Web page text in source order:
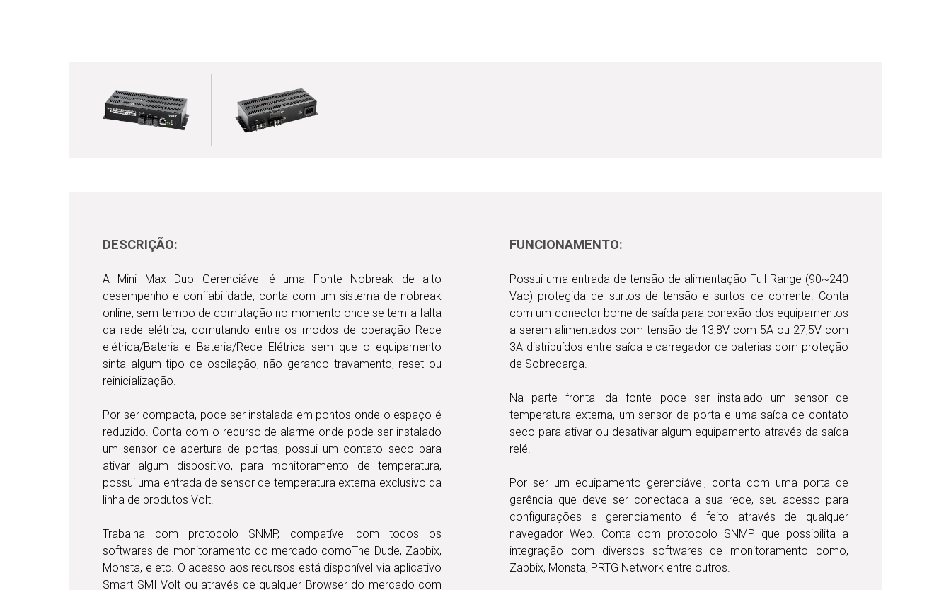
DESCRIÇÃO:
A Mini Max Duo Gerenciável é uma Fonte Nobreak de alto
desempenho e confiabilidade, conta com um sistema de nobreak
online, sem tempo de comutação no momento onde se tem a falta
da rede elétrica, comutando entre os modos de operação Rede
elétrica/Bateria e Bateria/Rede Elétrica sem que o equipamento
sinta algum tipo de oscilação, não gerando travamento, reset ou
reinicialização.
Por ser compacta, pode ser instalada em pontos onde o espaço é
reduzido. Conta com o recurso de alarme onde pode ser instalado
um sensor de abertura de portas, possui um contato seco para
ativar algum dispositivo, para monitoramento de temperatura,
possui uma entrada de sensor de temperatura externa exclusivo da
linha de produtos Volt.
Trabalha com protocolo SNMP, compatível com todos os
softwares de monitoramento do mercado comoThe Dude, Zabbix,
Monsta, e etc. O acesso aos recursos está disponível via aplicativo
Smart SMI Volt ou através de qualquer Browser do mercado com
FUNCIONAMENTO:
Possui uma entrada de tensão de alimentação Full Range (90~240
Vac) protegida de surtos de tensão e surtos de corrente. Conta
com um conector borne de saída para conexão dos equipamentos
a serem alimentados com tensão de 13,8V com 5A ou 27,5V com
3A distribuídos entre saída e carregador de baterias com proteção
de Sobrecarga.
Na parte frontal da fonte pode ser instalado um sensor de
temperatura externa, um sensor de porta e uma saída de contato
seco para ativar ou desativar algum equipamento através da saída
relé.
Por ser um equipamento gerenciável, conta com uma porta de
gerência que deve ser conectada a sua rede, seu acesso para
configurações e gerenciamento é feito através de qualquer
navegador Web. Conta com protocolo SNMP que possibilita a
integração com diversos softwares de monitoramento como,
Zabbix, Monsta, PRTG Network entre outros.